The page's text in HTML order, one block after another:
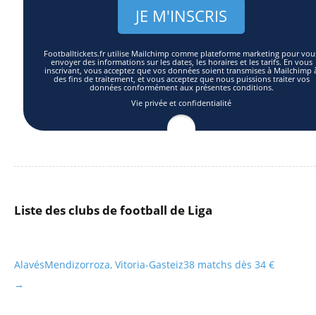
Footballtickets.fr utilise Mailchimp comme plateforme marketing pour
envoyer des informations sur les dates, les horaires et les tarifs. En vous
inscrivant, vous acceptez que vos données soient transmises à Mailchimp
des fins de traitement, et vous acceptez que nous puissions traiter vos
données conformément aux présentes conditions.
Vie privée et confidentialité
Liste des clubs de football de Liga
AlavésMendizorroza, Vitoria-Gasteiz38 matchs dès 34 €
→